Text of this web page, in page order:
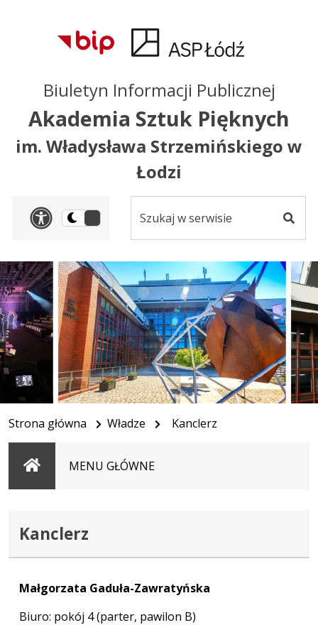
Przejdź do
głównego menu
Przejdź do treści
Przejdź do mapy
serwisu
Biuletyn Informacji Publicznej
Akademia Sztuk Pięknych
im. Władysława Strzemińskiego w
Łodzi
Panel dostosowania
Przełącz
ciemną
serwisie
Strona główna Władze Kanclerz
StronaMENU GŁÓWNE
Kanclerz
Małgorzata Gaduła-Zawratyńska
Biuro: pokój 4 (parter, pawilon B)